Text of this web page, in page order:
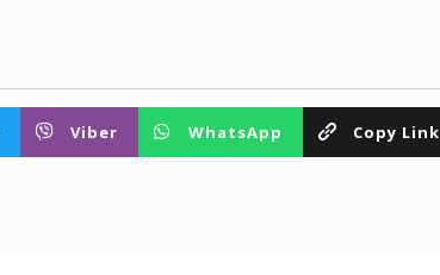
Viber WhatsApp Copy Link